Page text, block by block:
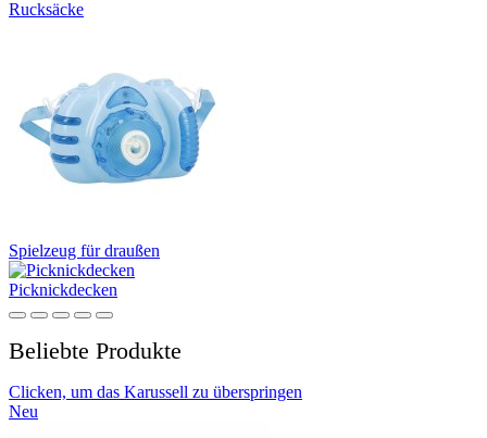
Rucksäcke
Spielzeug für draußen
Picknickdecken
Beliebte Produkte
Clicken, um das Karussell zu überspringen
Neu